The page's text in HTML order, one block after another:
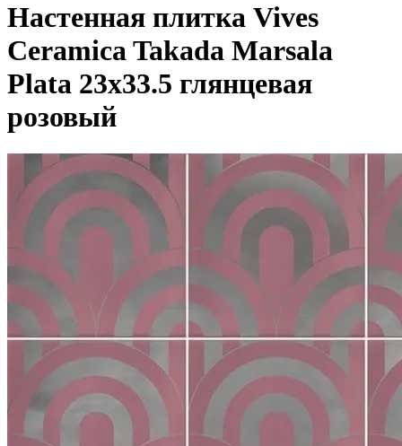
Настенная плитка Vives
Ceramica Takada Marsala
Plata 23x33.5 глянцевая
розовый